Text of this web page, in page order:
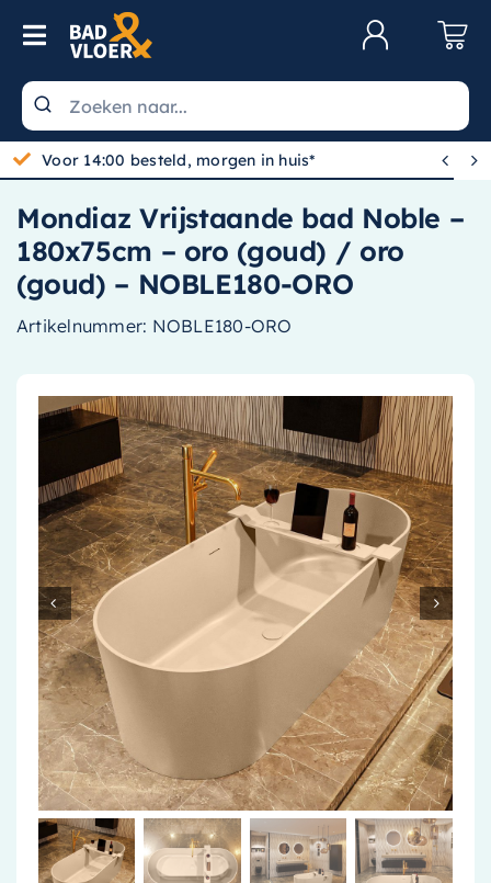
Skip to content
Toggle Navigation
Wastafels
Toiletten
Spiegels
Kranen
Douche
Baden
Radiatoren
Accessoires
Installatiemateriaal
Klimaatbeheersing
PVC
Tegels
Gratis bezorgd vanaf 100,-
 
Mondiaz Vrijstaande bad Noble –
180x75cm – oro (goud) / oro
(goud) – NOBLE180-ORO
Artikelnummer: NOBLE180-ORO